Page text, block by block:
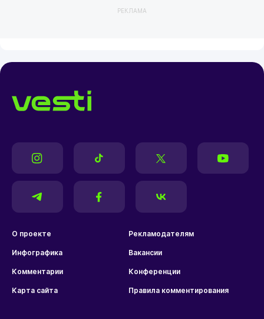
РЕКЛАМА
О проекте Рекламодателям
Инфографика Вакансии
Комментарии Конференции
Карта сайта Правила комментирования